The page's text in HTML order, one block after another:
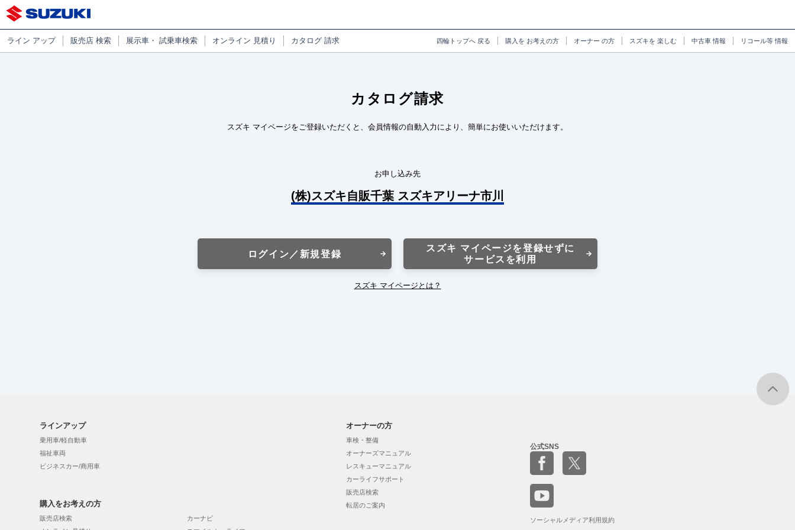
ライン アップ 販売店 検索 展示車・ 試乗車検索 オンライン 見積り カタログ 請求 四輪トップへ 戻る 購入を お考えの方 オーナー の方 スズキを 楽しむ 中古車情報 リコール等情報
カタログ請求
スズキ マイページをご登録いただくと、会員情報の自動入力により、簡単にお使いいただけます。
お申し込み先
(株)スズキ自販千葉 スズキアリーナ市川
ログイン／新規登録
スズキ マイページを登録せずに
サービスを利用
スズキ マイページとは？
ラインアップ
乗用車/軽自動車
福祉車両
ビジネスカー/商用車
購入をお考えの方
販売店検索
カーナビ
オーナーの方
車検・整備
オーナーズマニュアル
レスキューマニュアル
カーライフサポート
販売店検索
転居のご案内
公式SNS
ソーシャルメディア利用規約